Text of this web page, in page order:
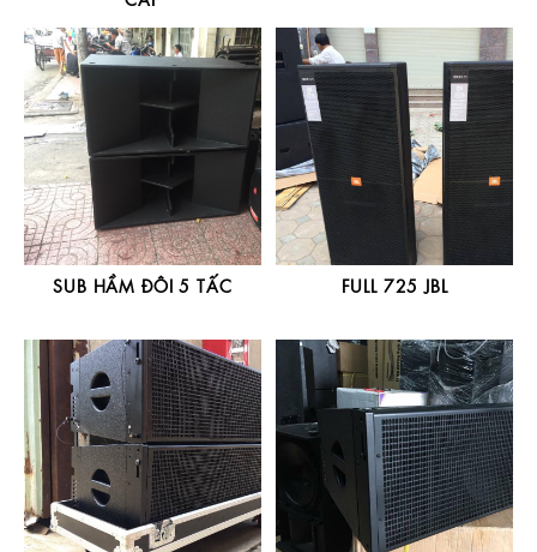
SUB HẦM ĐÔI 5 TẤC FULL 725 JBL